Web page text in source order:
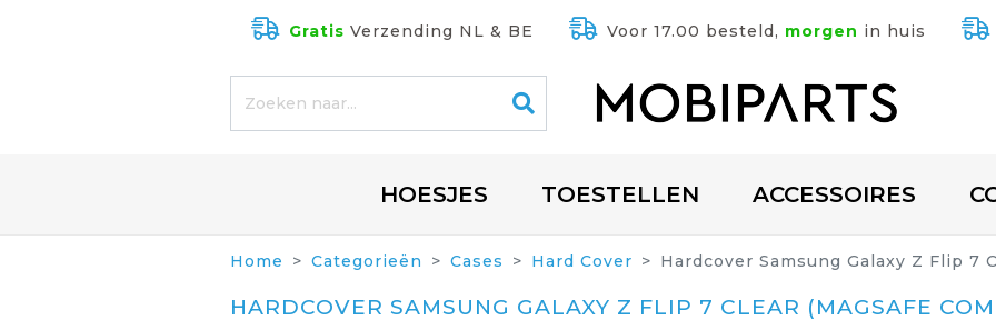
Gratis Verzending NL & BE Voor 17.00 besteld, morgen in huis
HOESJES TOESTELLEN ACCESSOIRES
Home Categorieën Cases Hard Cover Hardcover Samsung Galaxy Z Flip 7
HARDCOVER SAMSUNG GALAXY Z FLIP 7 CLEAR (MAGSAFE